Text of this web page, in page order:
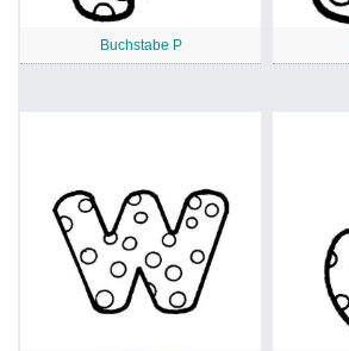
Buchstabe P